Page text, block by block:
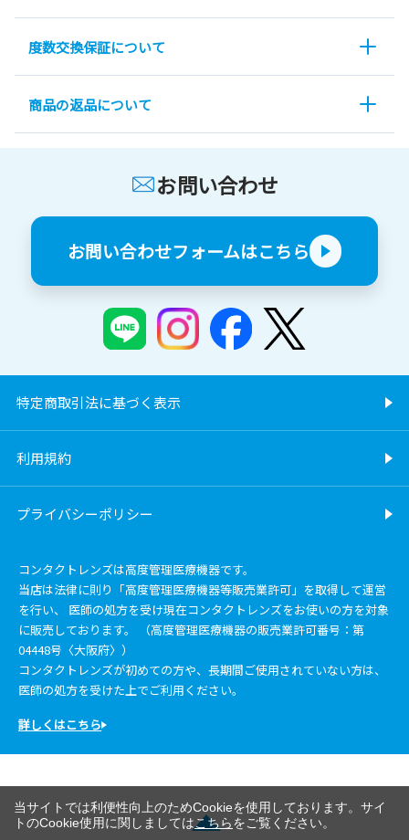
度数交換保証について
商品の返品について
お問い合わせ
お問い合わせフォームはこちら
特定商取引法に基づく表示
利用規約
プライバシーポリシー
コンタクトレンズは高度管理医療機器です。
当店は法律に則り「高度管理医療機器等販売業許可」を取得して運営
を行い、 医師の処方を受け現在コンタクトレンズをお使いの方を対象
に販売しております。 （高度管理医療機器の販売業許可番号：第
04448号〈大阪府〉）
コンタクトレンズが初めての方や、長期間ご使用されていない方は、
医師の処方を受けた上でご利用ください。
詳しくはこちら
当サイトでは利便性向上のためCookieを使用しております。サイ
トのCookie使用に関しましてはこちらをご覧ください。